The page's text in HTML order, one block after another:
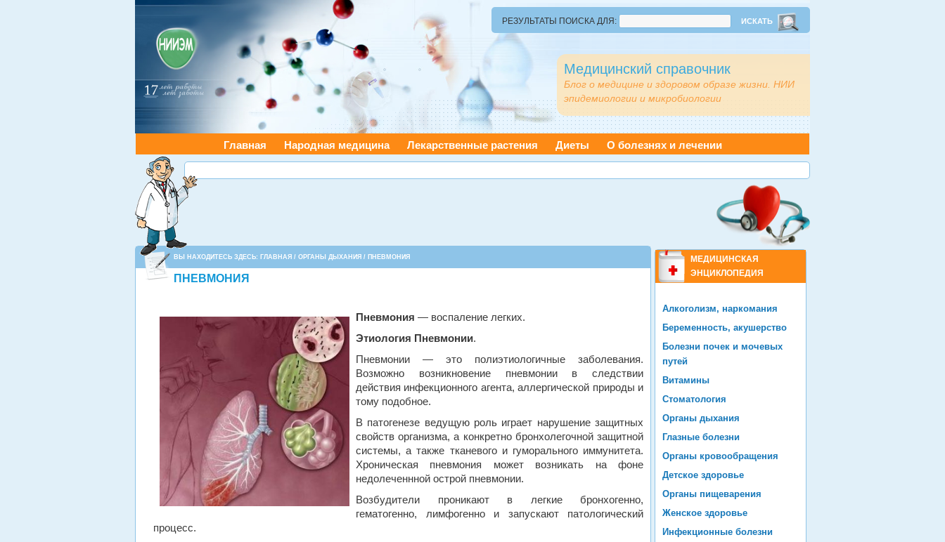
РЕЗУЛЬТАТЫ ПОИСКА ДЛЯ:
Медицинский справочник
Блог о медицине и здоровом образе жизни. НИИ
эпидемиологии и микробиологии
Главная Народная медицина Лекарственные растения Диеты О болезнях и лечении
ВЫ НАХОДИТЕСЬ ЗДЕСЬ: ГЛАВНАЯ / ОРГАНЫ ДЫХАНИЯ / ПНЕВМОНИЯ
ПНЕВМОНИЯ
Пневмония — воспаление легких.
Этиология Пневмонии.
Пневмонии — это полиэтиологичные заболевания.
Возможно возникновение пневмонии в следствии
действия инфекционного агента, аллергической природы и
тому подобное.
В патогенезе ведущую роль играет нарушение защитных
свойств организма, а конкретно бронхолегочной защитной
системы, а также тканевого и гуморального иммунитета.
Хроническая пневмония может возникать на фоне
недолеченнной острой пневмонии.
Возбудители проникают в легкие бронхогенно,
гематогенно, лимфогенно и запускают патологический
процесс.
МЕДИЦИНСКАЯ
ЭНЦИКЛОПЕДИЯ
Алкоголизм, наркомания
Беременность, акушерство
Болезни почек и мочевых
путей
Витамины
Стоматология
Органы дыхания
Глазные болезни
Органы кровообращения
Детское здоровье
Органы пищеварения
Женское здоровье
Инфекционные болезни